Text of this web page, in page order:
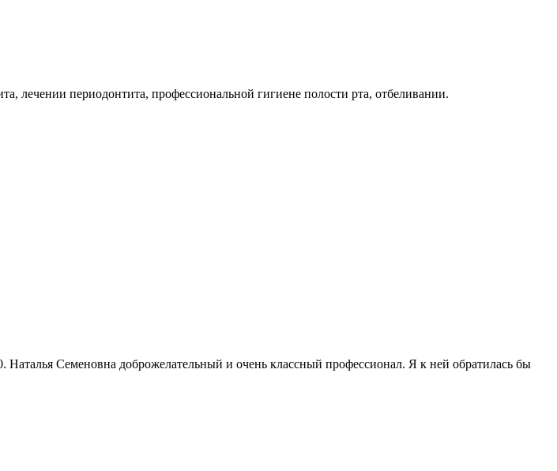
лечении периодонтита, профессиональной гигиене полости рта, отбеливании.
Семеновна доброжелательный и очень классный профессионал. Я к ней обратилась бы